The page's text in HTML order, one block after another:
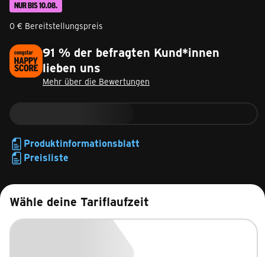
NUR BIS 10.08.
0 € Bereitstellungspreis
91 % der befragten Kund*innen
lieben uns
Mehr über die Bewertungen
Produktinformationsblatt
Preisliste
Wähle deine Tariflaufzeit